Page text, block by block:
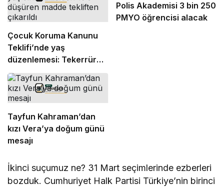
Çocuk Koruma Kanunu
Teklifi’nde yaş
düzenlemesi: Tekerrürde
yaş sınırını 18’den 15’e
düşüren madde tekliften
çıkarıldı
Polis Akademisi 3 bin 250
PMYO öğrencisi alacak
Tayfun Kahraman’dan
kızı Vera’ya doğum günü
mesajı
İkinci suçumuz ne? 31 Mart seçimlerinde ezberleri
bozduk. Cumhuriyet Halk Partisi Türkiye’nin birinci